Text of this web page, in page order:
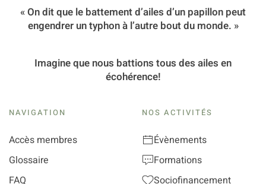
« On dit que le battement d’ailes d’un papillon peut
engendrer un typhon à l’autre bout du monde. »
Imagine que nous battions tous des ailes en
écohérence!
NAVIGATION
Accès membres
Glossaire
FAQ
NOS ACTIVITÉS
Évènements
Formations
Sociofinancement